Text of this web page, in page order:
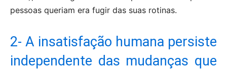
pessoas queriam era fugir das suas rotinas.
2- A insatisfação humana persiste
independente das mudanças que